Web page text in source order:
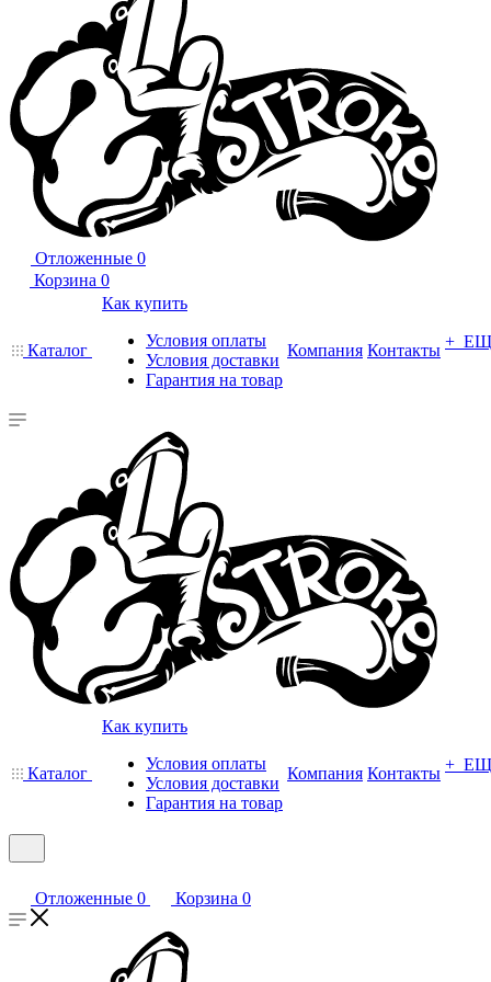
Отложенные 0
Корзина 0
Каталог
Как купить
Условия оплаты
Условия доставки
Гарантия на товар
Компания Контакты +
Каталог
Как купить
Условия оплаты
Условия доставки
Гарантия на товар
Компания Контакты +
Отложенные 0 Корзина 0